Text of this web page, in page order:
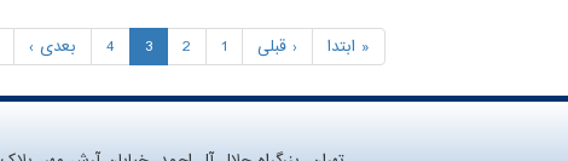
« ابتدا ‹ قبلی 1
2
3
4 بعدی ›